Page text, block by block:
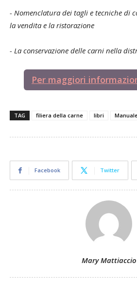
- Nomenclatura dei tagli e tecniche di
la vendita e la ristorazione
- La conservazione delle carni nella
Per maggiori
TAG filiera della carne libri
Facebook Twitter
Mary Mattiaccio